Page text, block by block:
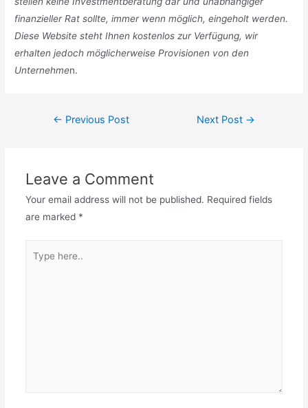
finanzieller Rat sollte, immer wenn möglich, eingeholt werden.
Diese Website steht Ihnen kostenlos zur Verfügung, wir
erhalten jedoch möglicherweise Provisionen von den
Unternehmen.
Post← Previous Post Next Post →
Leave a Comment
Your email address will not be published. Required fields
are marked *
here..